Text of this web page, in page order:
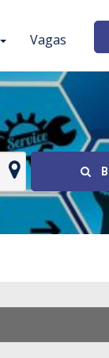
Vagas